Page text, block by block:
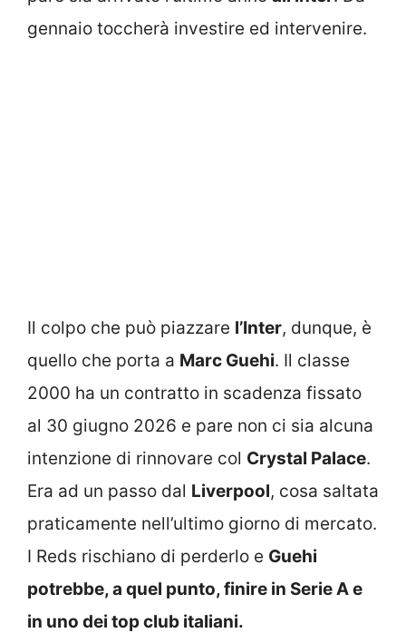
gennaio toccherà investire ed intervenire.
Il colpo che può piazzare l’Inter, dunque, è
quello che porta a Marc Guehi. Il classe
2000 ha un contratto in scadenza fissato
al 30 giugno 2026 e pare non ci sia alcuna
intenzione di rinnovare col Crystal Palace.
Era ad un passo dal Liverpool, cosa saltata
praticamente nell’ultimo giorno di mercato.
I Reds rischiano di perderlo e Guehi
potrebbe, a quel punto, finire in Serie A e
in uno dei top club italiani.